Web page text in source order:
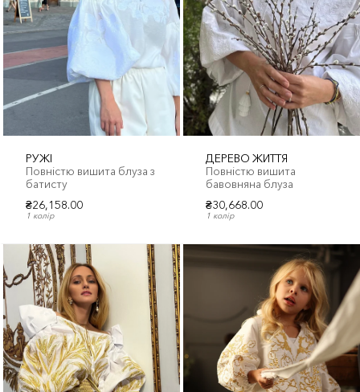
РУЖІ
Повністю вишита блуза з
батисту
₴26,158.00
1 колір
ДЕРЕВО ЖИТТЯ
Повністю вишита
бавовняна блуза
₴30,668.00
1 колір